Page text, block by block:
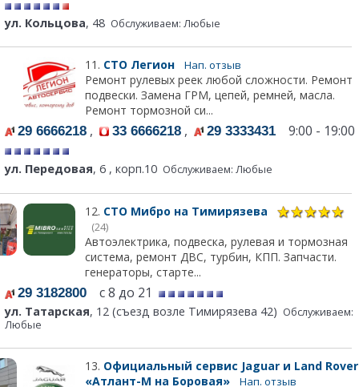
ул. Кольцова, 48 Обслуживаем: Любые
11. СТО Легион Нап. отзыв
Ремонт рулевых реек любой сложности. Ремонт
подвески. Замена ГРМ, цепей, ремней, масла.
Ремонт тормозной си...
29 6666218 , 33 6666218 , 29 3333431 9:00 - 19:00
ул. Передовая, 6 , корп.10 Обслуживаем: Любые
12. СТО Мибро на Тимирязева
(24)
Автоэлектрика, подвеска, рулевая и тормозная
система, ремонт ДВС, турбин, КПП. Запчасти.
генераторы, старте...
29 3182800 с 8 до 21
ул. Татарская, 12 (съезд возле Тимирязева 42) Обслуживаем:
Любые
13. Официальный сервис Jaguar и Land Rover
«Атлант-М на Боровая»
Нап. отзыв